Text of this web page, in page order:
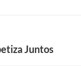
Juntos